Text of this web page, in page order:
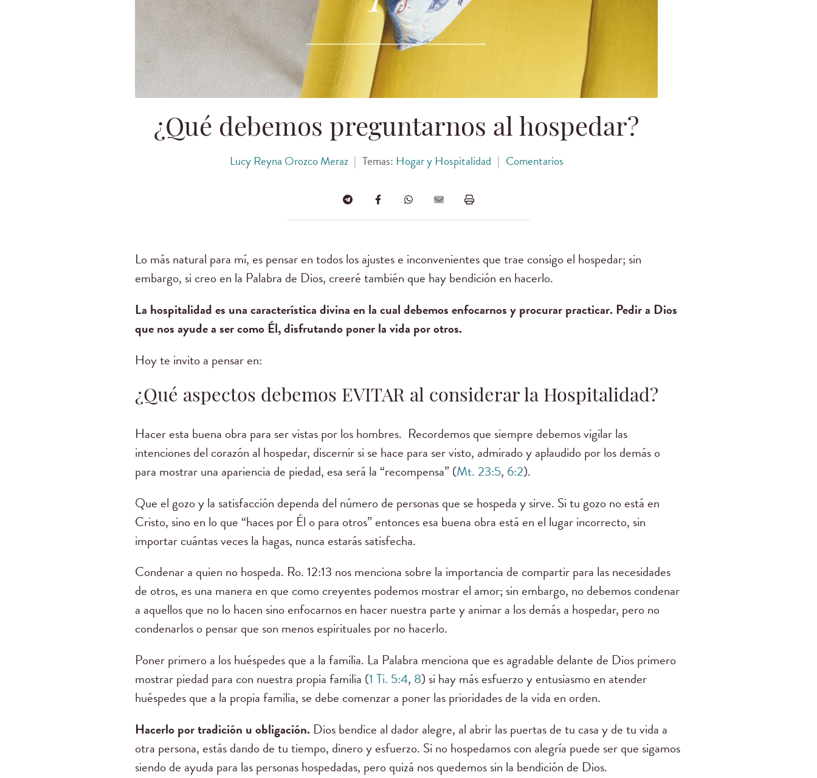
¿Qué debemos preguntarnos al hospedar?
Lucy Reyna Orozco Meraz | Temas: Hogar y Hospitalidad | Comentarios
Lo más natural para mí, es pensar en todos los ajustes e inconvenientes que trae consigo el hospedar; sin
embargo, si creo en la Palabra de Dios, creeré también que hay bendición en hacerlo.
La hospitalidad es una característica divina en la cual debemos enfocarnos y procurar practicar. Pedir a Dios
que nos ayude a ser como Él, disfrutando poner la vida por otros.
Hoy te invito a pensar en:
¿Qué aspectos debemos EVITAR al considerar la Hospitalidad?
Hacer esta buena obra para ser vistas por los hombres. Recordemos que siempre debemos vigilar las
intenciones del corazón al hospedar, discernir si se hace para ser visto, admirado y aplaudido por los demás o
para mostrar una apariencia de piedad, esa será la “recompensa” (Mt. 23:5, 6:2).
Que el gozo y la satisfacción dependa del número de personas que se hospeda y sirve. Si tu gozo no está en
Cristo, sino en lo que “haces por Él o para otros” entonces esa buena obra está en el lugar incorrecto, sin
importar cuántas veces la hagas, nunca estarás satisfecha.
Condenar a quien no hospeda. Ro. 12:13 nos menciona sobre la importancia de compartir para las necesidades
de otros, es una manera en que como creyentes podemos mostrar el amor; sin embargo, no debemos condenar
a aquellos que no lo hacen sino enfocarnos en hacer nuestra parte y animar a los demás a hospedar, pero no
condenarlos o pensar que son menos espirituales por no hacerlo.
Poner primero a los huéspedes que a la familia. La Palabra menciona que es agradable delante de Dios primero
mostrar piedad para con nuestra propia familia (1 Ti. 5:4, 8) si hay más esfuerzo y entusiasmo en atender
huéspedes que a la propia familia, se debe comenzar a poner las prioridades de la vida en orden.
Hacerlo por tradición u obligación. Dios bendice al dador alegre, al abrir las puertas de tu casa y de tu vida a
otra persona, estás dando de tu tiempo, dinero y esfuerzo. Si no hospedamos con alegría puede ser que sigamos
siendo de ayuda para las personas hospedadas, pero quizá nos quedemos sin la bendición de Dios.